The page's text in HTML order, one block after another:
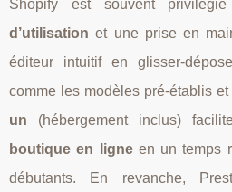
Shopify est souvent
d’utilisation et une prise en
éditeur intuitif en glisser-
comme les modèles pré-établis et
un (hébergement inclus)
boutique en ligneen un temps
débutants. En revanche,